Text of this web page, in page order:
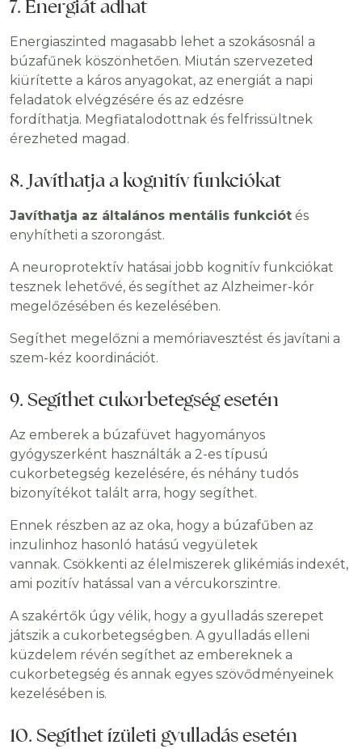
7. Energiát adhat
Energiaszinted magasabb lehet a szokásosnál a
búzafűnek köszönhetően. Miután szervezeted
kiürítette a káros anyagokat, az energiát a napi
feladatok elvégzésére és az edzésre
fordíthatja. Megfiatalodottnak és felfrissültnek
érezheted magad.
8. Javíthatja a kognitív funkciókat
Javíthatja az általános mentális funkciót és
enyhítheti a szorongást.
A neuroprotektív hatásai jobb kognitív funkciókat
tesznek lehetővé, és segíthet az Alzheimer-kór
megelőzésében és kezelésében.
Segíthet megelőzni a memóriavesztést és javítani a
szem-kéz koordinációt.
9. Segíthet cukorbetegség esetén
Az emberek a búzafüvet hagyományos
gyógyszerként használták a 2-es típusú
cukorbetegség kezelésére, és néhány tudós
bizonyítékot talált arra, hogy segíthet.
Ennek részben az az oka, hogy a búzafűben az
inzulinhoz hasonló hatású vegyületek
vannak. Csökkenti az élelmiszerek glikémiás indexét,
ami pozitív hatással van a vércukorszintre.
A szakértők úgy vélik, hogy a gyulladás szerepet
játszik a cukorbetegségben. A gyulladás elleni
küzdelem révén segíthet az embereknek a
cukorbetegség és annak egyes szövődményeinek
kezelésében is.
10. Segíthet ízületi gyulladás esetén